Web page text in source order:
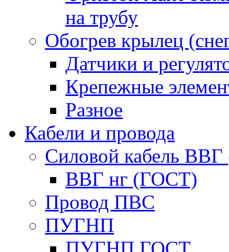
на трубу
Обогрев крылец
Датчики и
Крепежные
Разное
Кабели и провода
Силовой кабель
ВВГ нг (ГОСТ)
Провод ПВС
ПУГНП